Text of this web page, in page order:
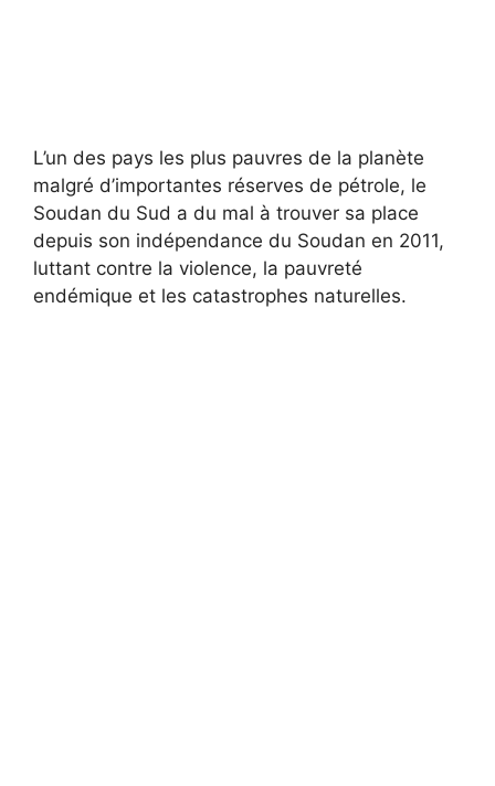
L’un des pays les plus pauvres de la planète
malgré d’importantes réserves de pétrole, le
Soudan du Sud a du mal à trouver sa place
depuis son indépendance du Soudan en 2011,
luttant contre la violence, la pauvreté
endémique et les catastrophes naturelles.